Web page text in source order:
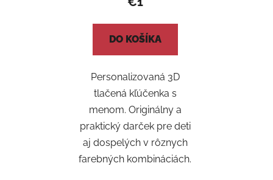
DO KOŠÍKA
Personalizovaná 3D
tlačená kľúčenka s
menom. Originálny a
praktický darček pre deti
aj dospelých v rôznych
farebných kombináciách.